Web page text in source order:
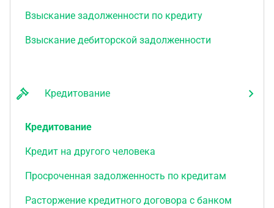
Взыскание задолженности по кредиту
Взыскание дебиторской задолженности
Кредитование
Кредитование
Кредит на другого человека
Просроченная задолженность по кредитам
Расторжение кредитного договора с банком